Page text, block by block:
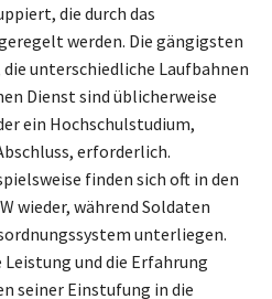
die durch das
werden. Die gängigsten
die unterschiedliche Laufbahnen
Dienst sind üblicherweise
ein Hochschulstudium,
erforderlich.
finden sich oft in den
wieder, während Soldaten
unterliegen.
und die Erfahrung
seiner Einstufung in die